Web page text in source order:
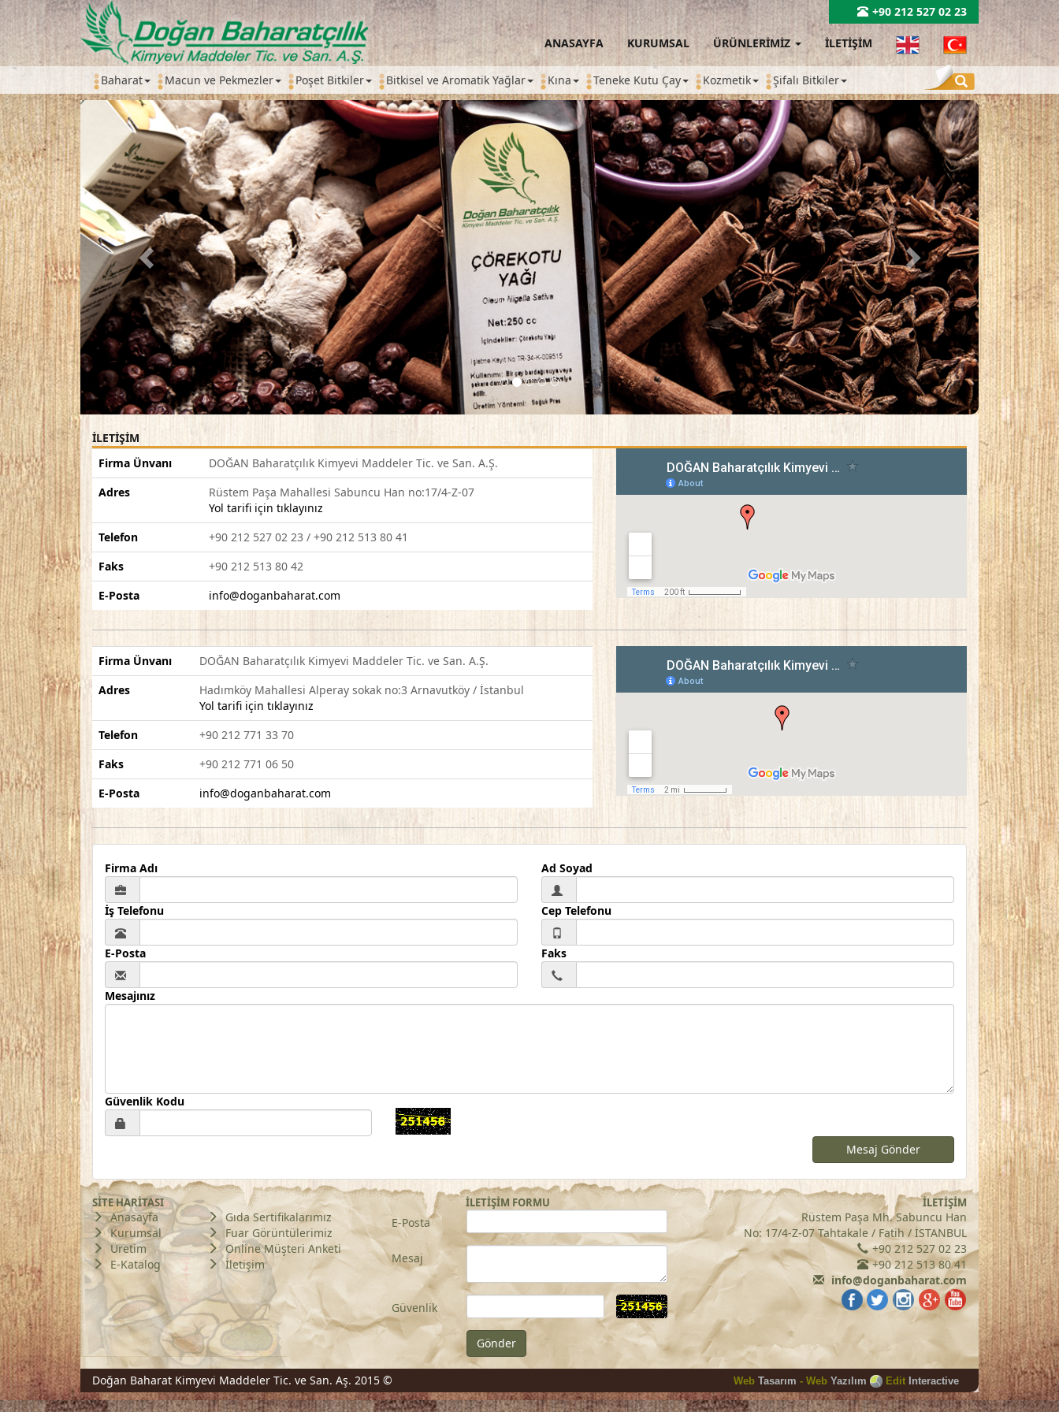
+90 212 527 02 23
ANASAYFA KURUMSAL ÜRÜNLERİMİZ İLETİŞİM
Baharat Macun ve Pekmezler Poşet Bitkiler Bitkisel ve Aromatik Yağlar Kına Teneke Kutu Çay Kozmetik Şifalı Bitkiler
İLETİŞİM
Firma Ünvanı
DOĞAN Baharatçılık Kimyevi Maddeler Tic. ve San. A.Ş.
Adres
Rüstem Paşa Mahallesi Sabuncu Han no:17/4-Z-07
Yol tarifi için tıklayınız
Telefon
+90 212 527 02 23 / +90 212 513 80 41
Faks
+90 212 513 80 42
E-Posta
info@doganbaharat.com
Firma Ünvanı
DOĞAN Baharatçılık Kimyevi Maddeler Tic. ve San. A.Ş.
Adres
Hadımköy Mahallesi Alperay sokak no:3 Arnavutköy / İstanbul
Yol tarifi için tıklayınız
Telefon
+90 212 771 33 70
Faks
+90 212 771 06 50
E-Posta
info@doganbaharat.com
Firma Adı Ad Soyad
İş Telefonu Cep Telefonu
E-Posta Faks
Mesajınız
Güvenlik Kodu
SİTE HARİTASI
Anasayfa
Kurumsal
Üretim
E-Katalog
Gıda Sertifikalarımız
Fuar Görüntülerimiz
Online Müşteri Anketi
İletişim
İLETİŞİM FORMU
E-Posta
Mesaj
Güvenlik
İLETİŞİM
Rüstem Paşa Mh. Sabuncu Han
No: 17/4-Z-07 Tahtakale / Fatih / İSTANBUL
+90 212 527 02 23
+90 212 513 80 41
info@doganbaharat.com
Doğan Baharat Kimyevi Maddeler Tic. ve San. Aş. 2015 © Web Tasarım - Web Yazılım Edit Interactive